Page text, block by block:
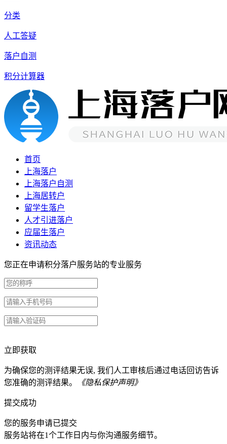
分类
人工答疑
落户自测
积分计算器
首页
上海落户
上海落户自测
上海居转户
留学生落户
人才引进落户
应届生落户
资讯动态
您正在申请积分落户服务站的专业服务
立即获取
为确保您的测评结果无误, 我们人工审核后通过电话回访告诉
您准确的测评结果。
《隐私保护声明》
提交成功
您的服务申请已提交
服务站将在1个工作日内与你沟通服务细节。